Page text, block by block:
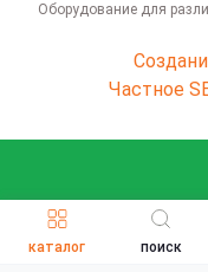
каталог поиск
Быстрый заказ
Оборудование для
Частное
ЗАКАЗАТЬ